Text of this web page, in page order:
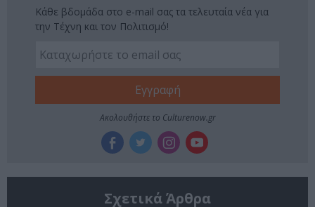
Κάθε βδομάδα στο e-mail σας τα τελευταία νέα για
την Τέχνη και τον Πολιτισμό!
Ακολουθήστε το Culturenow.gr
Σχετικά Άρθρα